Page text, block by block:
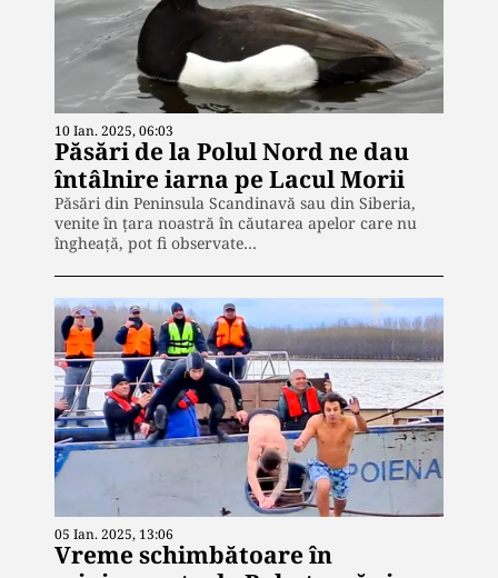
10 Ian. 2025, 06:03
Păsări de la Polul Nord ne dau
întâlnire iarna pe Lacul Morii
Păsări din Peninsula Scandinavă sau din Siberia,
venite în țara noastră în căutarea apelor care nu
îngheață, pot fi observate…
05 Ian. 2025, 13:06
Vreme schimbătoare în